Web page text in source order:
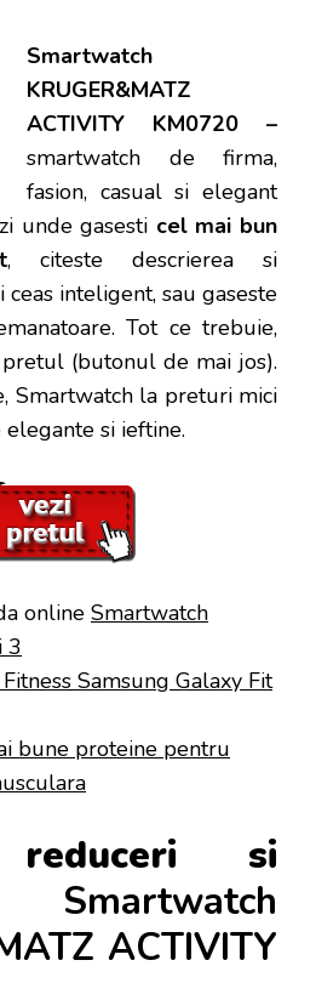
Smartwatch
KRUGER&MATZ
ACTIVITY KM0720 –
smartwatch de firma,
fasion, casual si elegant
unde gasesti cel mai bun
, citeste descrierea si
ceas inteligent, sau gaseste
Tot ce trebuie,
(butonul de mai jos).
Smartwatch la preturi mici
si ieftine.
online Smartwatch
3
Samsung Galaxy Fit
bune proteine pentru
si
Smartwatch
ACTIVITY